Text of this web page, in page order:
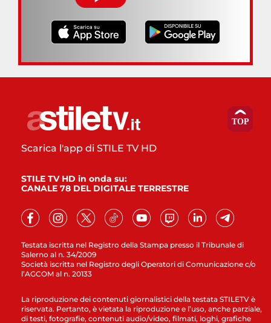
Testata iscritta nel Registro della Stampa presso il Tribunale di
Salerno al n. 34/2009
Società iscritta nel Registro degli Operatori di Comunicazione c/o
l’AGCOM al n. 20133
Scarica l'app di STILE TV HD
STILE TV HD in onda su:
CANALE 78 DEL DIGITALE TERRESTRE
La riproduzione dei contenuti giornalistici della testata STILETV è
riservata. Pertanto, è vietata la riproduzione e l’uso, anche parziale,
di testi, fotografie, contenuti audio/video, filmati, loghi, grafiche